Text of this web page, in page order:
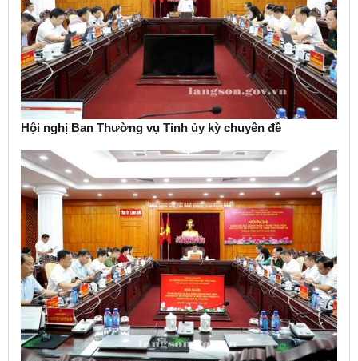
Hội nghị Ban Thường vụ Tỉnh ủy kỳ chuyên đề